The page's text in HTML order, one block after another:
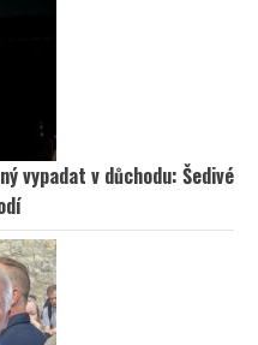
vypadat v důchodu: Šedivé